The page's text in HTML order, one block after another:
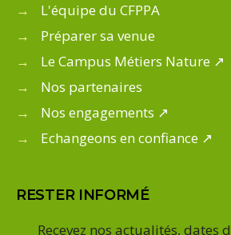
→
L'équipe du CFPPA
→
Préparer sa venue
→
Le Campus Métiers Nature ↗
→
Nos partenaires
→
Nos engagements ↗
→
Echangeons en confiance ↗
RESTER INFORMÉ
Recevez nos actualités, dates